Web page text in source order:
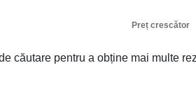
Preț crescător
căutare pentru a obține mai multe